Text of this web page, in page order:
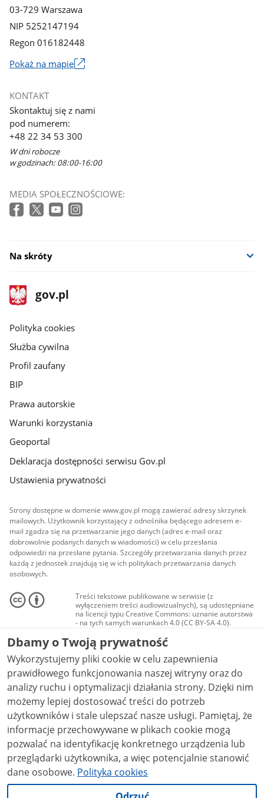
03-729 Warszawa
NIP 5252147194
Regon 016182448
Pokaż na mapie
się
w
nowym
oknie
KONTAKT
Skontaktuj się z nami
pod numerem:
+48 22 34 53 300
W dni robocze
w godzinach: 08:00-16:00
MEDIA SPOŁECZNOŚCIOWE:
Na skróty
stopka
gov.pl
Strona
gov.pl
gov.pl
Polityka cookies
Służba cywilna
Profil zaufany
BIP
Prawa autorskie
Warunki korzystania
Geoportal
Deklaracja dostępności serwisu Gov.pl
Ustawienia prywatności
Strony dostępne w domenie www.gov.pl mogą zawierać adresy skrzynek
mailowych. Użytkownik korzystający z odnośnika będącego adresem e-
mail zgadza się na przetwarzanie jego danych (adres e-mail oraz
dobrowolnie podanych danych w wiadomości) w celu przesłania
odpowiedzi na przesłane pytania. Szczegóły przetwarzania danych przez
każdą z jednostek znajdują się w ich politykach przetwarzania danych
osobowych.
Treści tekstowe publikowane w serwisie (z
wyłączeniem treści audiowizualnych), są udostępniane
na licencji typu Creative Commons: uznanie autorstwa
- na tych samych warunkach 4.0 (CC BY-SA 4.0).
Materiały audiowizualne, w tym zdjęcia, materiały
audio i wideo, są udostępniane na licencji typu
Creative Commons: uznanie autorstwa użycie
niekomercyjne - bez utworów zależnych 4.0 (CC BY-
NC-ND 4.0), o ile nie jest to stwierdzone inaczej.
Dbamy o Twoją prywatność
Wykorzystujemy pliki cookie w celu zapewnienia
prawidłowego funkcjonowania naszej witryny oraz do
analizy ruchu i optymalizacji działania strony. Dzięki nim
możemy lepiej dostosować treści do potrzeb
użytkowników i stale ulepszać nasze usługi. Pamiętaj, że
informacje przechowywane w plikach cookie mogą
pozwalać na identyfikację konkretnego urządzenia lub
przeglądarki użytkownika, a więc potencjalnie stanowić
dane osobowe. Polityka cookies